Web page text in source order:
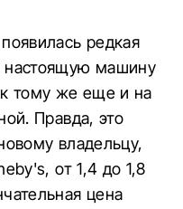
редкая
настоящую машину
тому же еще и на
Правда, это
владельцу,
от 1,4 до 1,8
цена